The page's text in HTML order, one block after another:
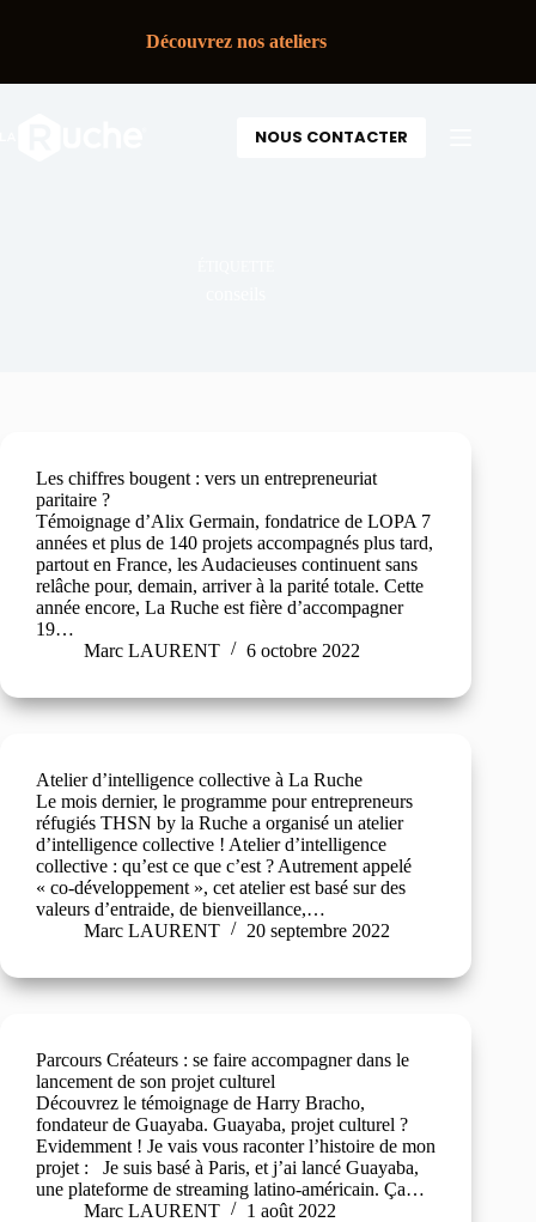
Découvrez nos ateliers
NOUS CONTACTER
Les chiffres bougent : vers un entrepreneuriat
paritaire ?
Témoignage d’Alix Germain, fondatrice de LOPA 7
années et plus de 140 projets accompagnés plus tard,
partout en France, les Audacieuses continuent sans
relâche pour, demain, arriver à la parité totale. Cette
année encore, La Ruche est fière d’accompagner
19…
Marc LAURENT
6 octobre 2022
Atelier d’intelligence collective à La Ruche
Le mois dernier, le programme pour entrepreneurs
réfugiés THSN by la Ruche a organisé un atelier
d’intelligence collective ! Atelier d’intelligence
collective : qu’est ce que c’est ? Autrement appelé
« co-développement », cet atelier est basé sur des
valeurs d’entraide, de bienveillance,…
Marc LAURENT
20 septembre 2022
Parcours Créateurs : se faire accompagner dans le
lancement de son projet culturel
Découvrez le témoignage de Harry Bracho,
fondateur de Guayaba. Guayaba, projet culturel ?
Evidemment ! Je vais vous raconter l’histoire de mon
projet : Je suis basé à Paris, et j’ai lancé Guayaba,
une plateforme de streaming latino-américain. Ça…
Marc LAURENT
1 août 2022